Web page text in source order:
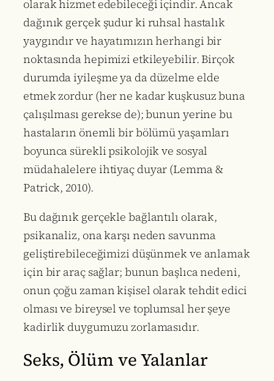
olarak hizmet edebileceği içindir. Ancak
dağınık gerçek şudur ki ruhsal hastalık
yaygındır ve hayatımızın herhangi bir
noktasında hepimizi etkileyebilir. Birçok
durumda iyileşme ya da düzelme elde
etmek zordur (her ne kadar kuşkusuz buna
çalışılması gerekse de); bunun yerine bu
hastaların önemli bir bölümü yaşamları
boyunca sürekli psikolojik ve sosyal
müdahalelere ihtiyaç duyar (Lemma &
Patrick, 2010).
Bu dağınık gerçekle bağlantılı olarak,
psikanaliz, ona karşı neden savunma
geliştirebileceğimizi düşünmek ve anlamak
için bir araç sağlar; bunun başlıca nedeni,
onun çoğu zaman kişisel olarak tehdit edici
olması ve bireysel ve toplumsal her şeye
kadirlik duygumuzu zorlamasıdır.
Seks, Ölüm ve Yalanlar